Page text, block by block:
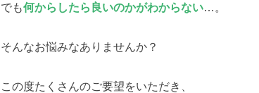
でも何からしたら良いのかがわからない…。
そんなお悩みなありませんか？
この度たくさんのご要望をいただき、